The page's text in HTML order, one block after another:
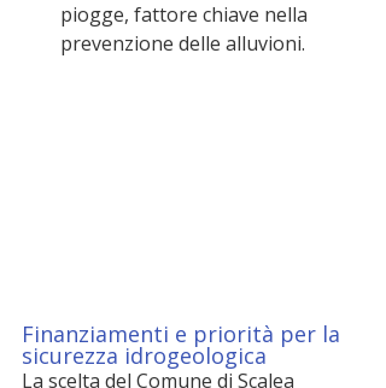
piogge, fattore chiave nella
prevenzione delle alluvioni.
Finanziamenti e priorità per la
sicurezza idrogeologica
La scelta del Comune di Scalea